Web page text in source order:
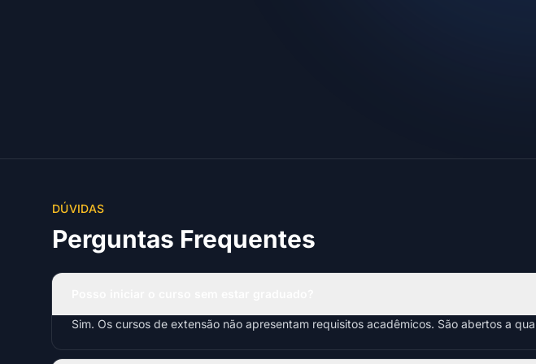
DÚVIDAS
Perguntas Frequentes
Sim. Os cursos de extensão não apresentam requisitos acadêmicos. São abertos a